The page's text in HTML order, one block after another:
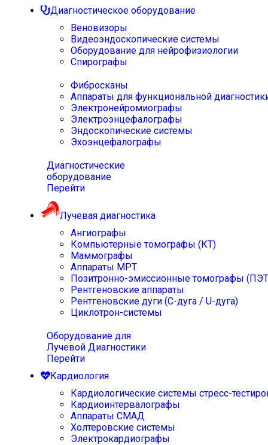
Диагностическое оборудование
Веновизоры
Видеоэндоскопические системы
Оборудование для нейрофизиологии
Спирографы
Фибросканы
Аппараты для функциональной
Электронейромиографы
Электроэнцефалографы
Эндоскопические системы
Эхоэнцефалографы
Диагностические
оборудование
Перейти
Лучевая диагностика
Ангиографы
Компьютерные томографы (КТ)
Маммографы
Аппараты МРТ
Позитронно-эмиссионные томографы
Рентгеновские аппараты
Рентгеновские дуги (С-дуга / U-дуга)
Циклотрон-системы
Оборудование для
Лучевой Диагностики
Перейти
Кардиология
Кардиологические системы стресс-
Кардиоинтервалографы
Аппараты СМАД
Холтеровские системы
Электрокардиографы